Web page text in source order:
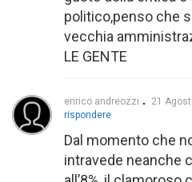
politico,penso che
vecchia
LE GENTE
enrico andreozzi 21
rispondere
Dal momento che
intravede neanche